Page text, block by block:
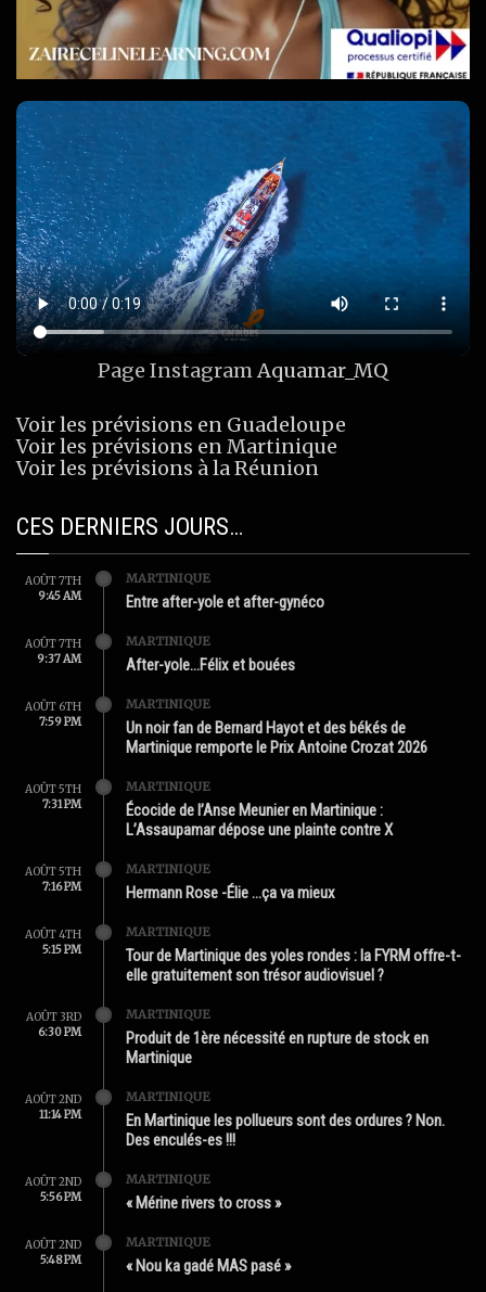
Page InstagramAquamar_MQ
Voir les prévisions en Guadeloupe
Voir les prévisions en Martinique
Voir les prévisions à la Réunion
CES DERNIERS JOURS…
AOÛT 7TH
9:45 AM
MARTINIQUE
Entre after-yole et after-gynéco
AOÛT 7TH
9:37 AM
MARTINIQUE
After-yole…Félix et bouées
AOÛT 6TH
7:59 PM
MARTINIQUE
Un noir fan de Bernard Hayot et des békés de
Martinique remporte le Prix Antoine Crozat 2026
AOÛT 5TH
7:31 PM
MARTINIQUE
Écocide de l’Anse Meunier en Martinique :
L’Assaupamar dépose une plainte contre X
AOÛT 5TH
7:16 PM
MARTINIQUE
Hermann Rose -Élie …ça va mieux
AOÛT 4TH
5:15 PM
MARTINIQUE
Tour de Martinique des yoles rondes : la FYRM offre-t-
elle gratuitement son trésor audiovisuel ?
AOÛT 3RD
6:30 PM
MARTINIQUE
Produit de 1ère nécessité en rupture de stock en
Martinique
AOÛT 2ND
11:14 PM
MARTINIQUE
En Martinique les pollueurs sont des ordures ? Non.
Des enculés-es !!!
AOÛT 2ND
5:56 PM
MARTINIQUE
« Mérine rivers to cross »
AOÛT 2ND
5:48 PM
MARTINIQUE
« Nou ka gadé MAS pasé »